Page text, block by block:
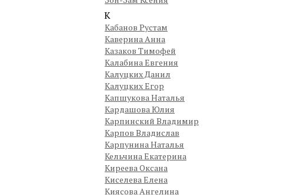
К
Кабанов Рустам
Каверина Анна
Казаков Тимофей
Калабина Евгения
Калуцких Данил
Калуцких Егор
Капшукова Наталья
Кардашова Юлия
Карпинский Владимир
Карпов Владислав
Карпунина Наталья
Кельчина Екатерина
Киреева Оксана
Киселева Елена
Киясова Ангелина